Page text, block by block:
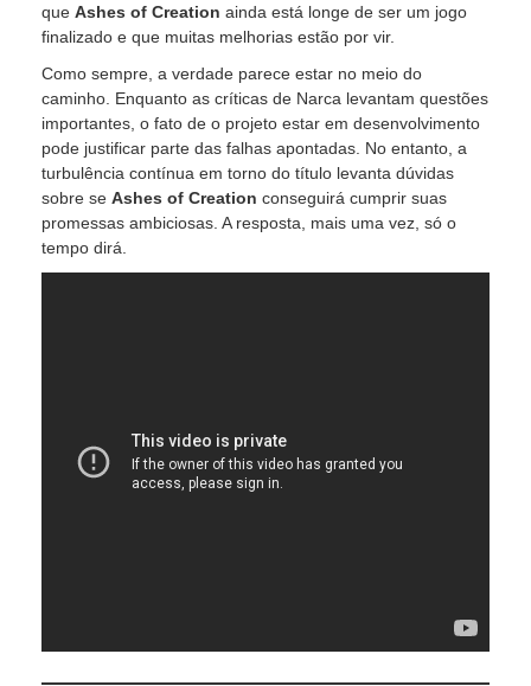
que Ashes of Creation ainda está longe de ser um jogo
finalizado e que muitas melhorias estão por vir.
Como sempre, a verdade parece estar no meio do
caminho. Enquanto as críticas de Narca levantam questões
importantes, o fato de o projeto estar em desenvolvimento
pode justificar parte das falhas apontadas. No entanto, a
turbulência contínua em torno do título levanta dúvidas
sobre se Ashes of Creation conseguirá cumprir suas
promessas ambiciosas. A resposta, mais uma vez, só o
tempo dirá.